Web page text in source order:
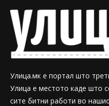
Улица.мк е портал што
Улица е местото каде што
сите битни работи во